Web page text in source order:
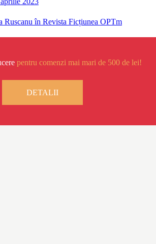
Ruscanu în Revista Ficțiunea OPTm
pentru comenzi mai mari de 500 de lei!
DETALII